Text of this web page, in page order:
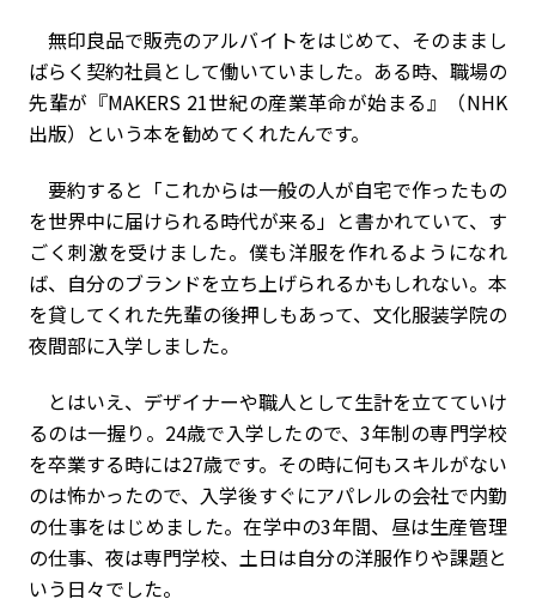
無印良品で販売のアルバイトをはじめて、そのままし
ばらく契約社員として働いていました。ある時、職場の
先輩が『MAKERS 21世紀の産業革命が始まる』（NHK
出版）という本を勧めてくれたんです。
要約すると「これからは一般の人が自宅で作ったもの
を世界中に届けられる時代が来る」と書かれていて、す
ごく刺激を受けました。僕も洋服を作れるようになれ
ば、自分のブランドを立ち上げられるかもしれない。本
を貸してくれた先輩の後押しもあって、文化服装学院の
夜間部に入学しました。
とはいえ、デザイナーや職人として生計を立てていけ
るのは一握り。24歳で入学したので、3年制の専門学校
を卒業する時には27歳です。その時に何もスキルがない
のは怖かったので、入学後すぐにアパレルの会社で内勤
の仕事をはじめました。在学中の3年間、昼は生産管理
の仕事、夜は専門学校、土日は自分の洋服作りや課題と
いう日々でした。